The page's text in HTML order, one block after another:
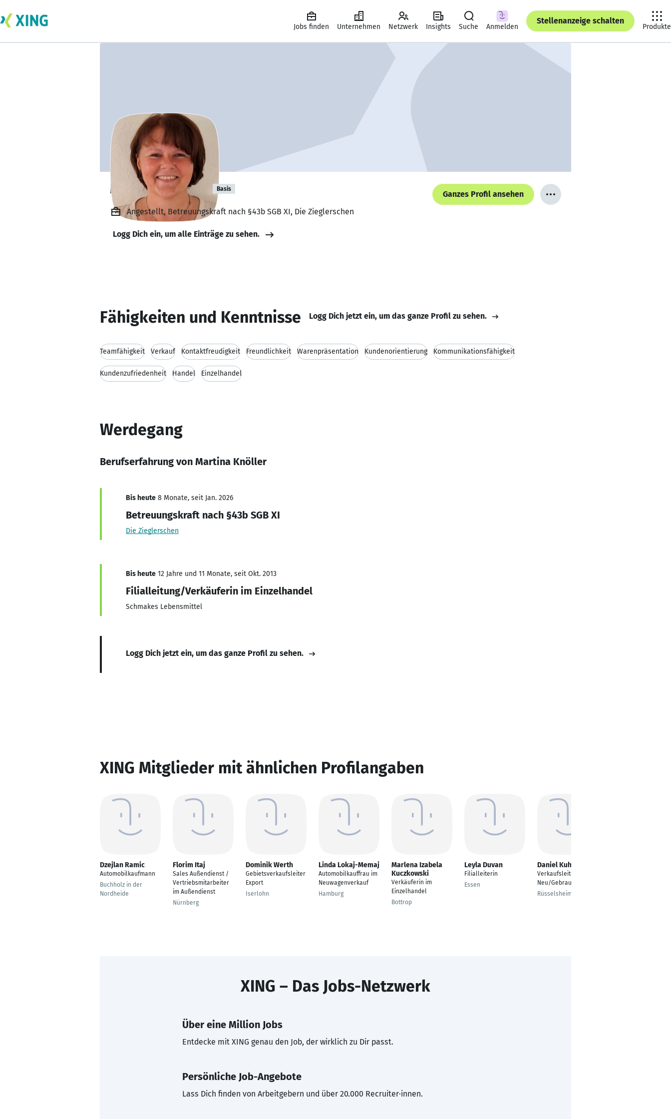
Jobs finden Unternehmen Netzwerk Insights Suche Anmelden
Stellenanzeige schalten
Produkte
Martina Knöller Basis
Ganzes Profil ansehen
Angestellt, Betreuungskraft nach §43b SGB XI, Die Zieglerschen
Logg Dich ein, um alle Einträge zu sehen.
Fähigkeiten und Kenntnisse Logg Dich jetzt ein, um das ganze Profil zu sehen.
Teamfähigkeit Verkauf Kontaktfreudigkeit Freundlichkeit Warenpräsentation Kundenorientierung Kommunikationsfähigkeit
Kundenzufriedenheit Handel Einzelhandel
Werdegang
Berufserfahrung von Martina Knöller
Bis heute 8 Monate, seit Jan. 2026
Betreuungskraft nach §43b SGB XI
Die Zieglerschen
Bis heute 12 Jahre und 11 Monate, seit Okt. 2013
Filialleitung/Verkäuferin im Einzelhandel
Schmakes Lebensmittel
Logg Dich jetzt ein, um das ganze Profil zu sehen.
XING Mitglieder mit ähnlichen Profilangaben
Dzejlan Ramic
Automobilkaufmann
Buchholz in der
Nordheide
Florim Itaj
Sales Außendienst /
Vertriebsmitarbeiter
im Außendienst
Nürnberg
Dominik Werth
Gebietsverkaufsleiter
Export
Iserlohn
Linda Lokaj-Memaj
Automobilkauffrau im
Neuwagenverkauf
Hamburg
Marlena Izabela
Kuczkowski
Verkäuferin im
Einzelhandel
Bottrop
Leyla Duvan
Filialleiterin
Essen
Daniel Kuhn
Verkaufsleiter
Neu/Gebrauchtwagen
Rüsselsheim
XING – Das Jobs-Netzwerk
Über eine Million Jobs
Entdecke mit XING genau den Job, der wirklich zu Dir passt.
Persönliche Job-Angebote
Lass Dich finden von Arbeitgebern und über 20.000 Recruiter·innen.